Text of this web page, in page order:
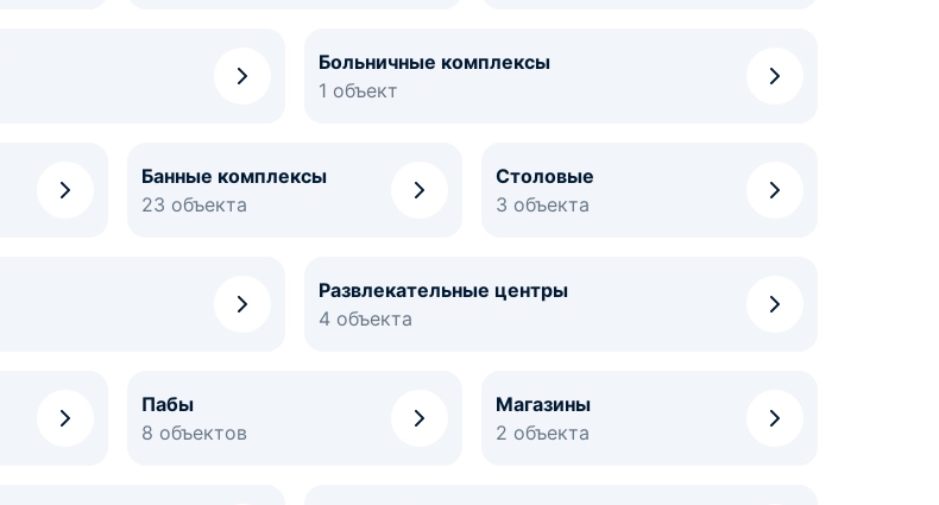
Больничные комплексы
1 объект
Банные комплексы
23 объекта
Столовые
3 объекта
Развлекательные центры
4 объекта
Пабы
8 объектов
Магазины
2 объекта